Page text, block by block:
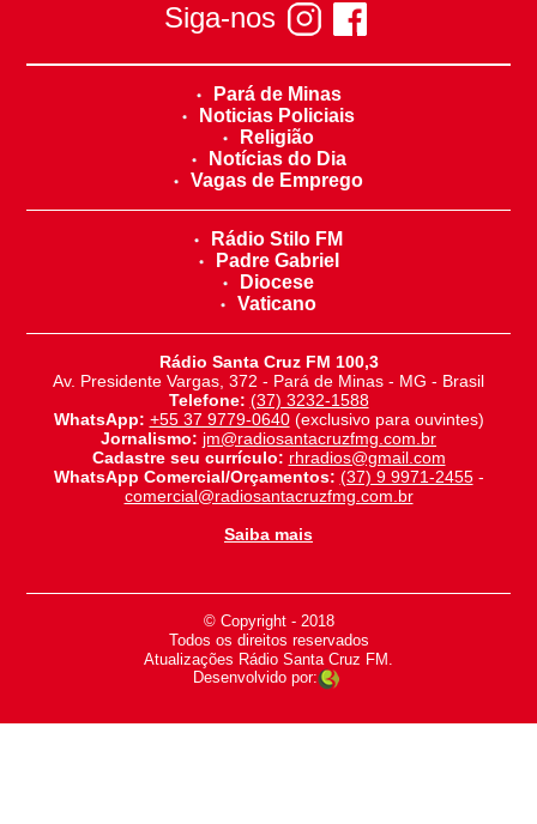
Siga-nos
Pará de Minas
Noticias Policiais
Religião
Notícias do Dia
Vagas de Emprego
Rádio Stilo FM
Padre Gabriel
Diocese
Vaticano
Rádio Santa Cruz FM 100,3
Av. Presidente Vargas, 372 - Pará de Minas - MG - Brasil
Telefone: (37) 3232-1588
WhatsApp: +55 37 9779-0640(exclusivo para ouvintes)
Jornalismo: jm@radiosantacruzfmg.com.br
Cadastre seu currículo: rhradios@gmail.com
WhatsApp Comercial/Orçamentos: (37) 9 9971-2455-
comercial@radiosantacruzfmg.com.br
Saiba mais
© Copyright - 2018
-
Todos os direitos reservados
-
Atualizações Rádio Santa Cruz FM.
Desenvolvido por: